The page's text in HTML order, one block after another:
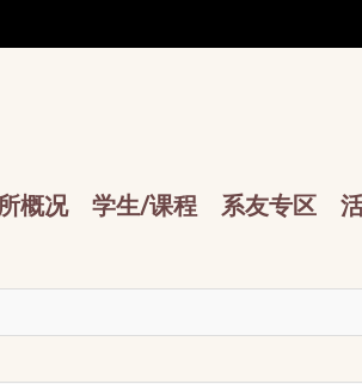
概况 学生/课程 系友专区